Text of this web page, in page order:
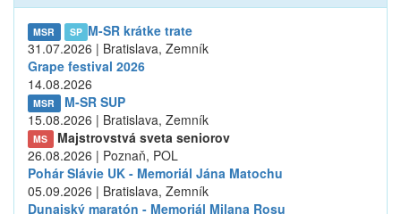
MSR SP M-SR krátke trate
31.07.2026 | Bratislava, Zemník
Grape festival 2026
14.08.2026
MSR
M-SR SUP
15.08.2026 | Bratislava, Zemník
MS
Majstrovstvá sveta seniorov
26.08.2026 | Poznaň, POL
Pohár Slávie UK - Memoriál Jána Matochu
05.09.2026 | Bratislava, Zemník
Dunajský maratón - Memoriál Milana Rosu